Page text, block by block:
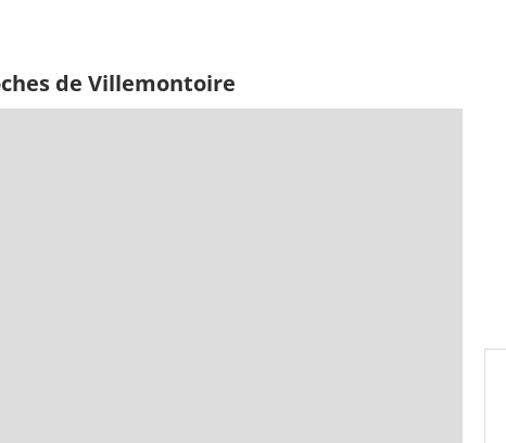
de Villemontoire